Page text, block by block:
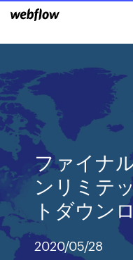
ファイナ
ンリミテ
トダウン
2020/05/28